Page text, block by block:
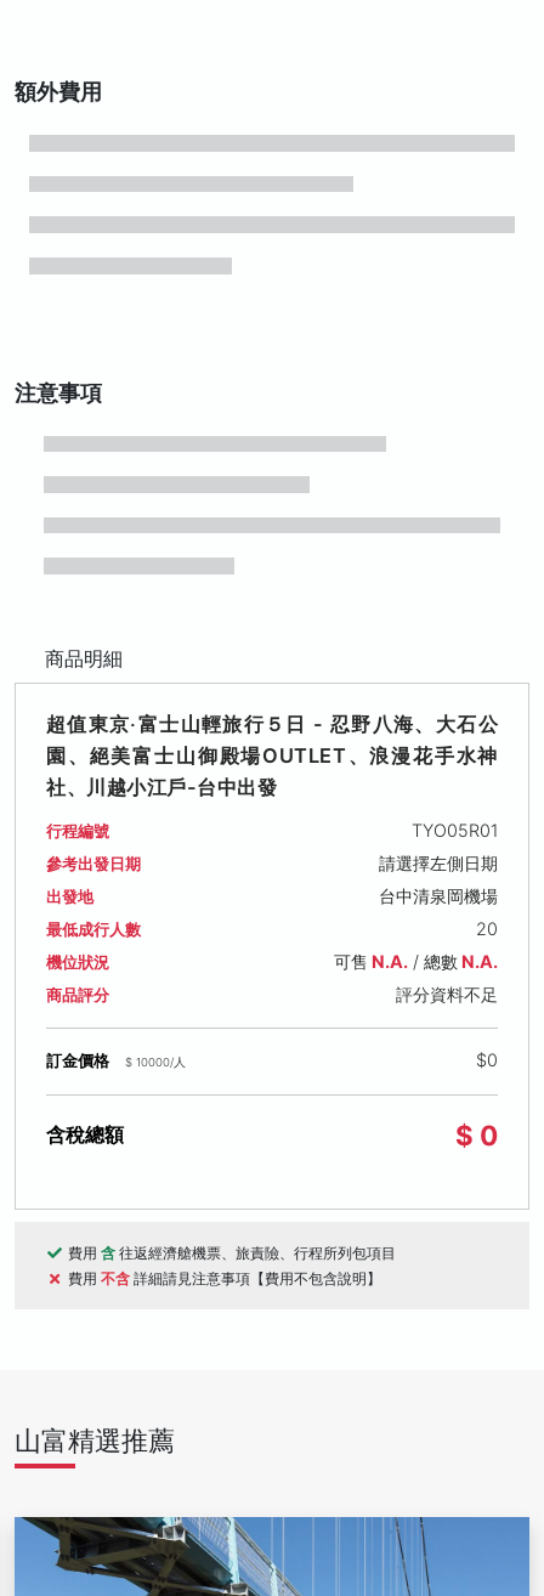
額外費用
注意事項
商品明細
超值東京‧富士山輕旅行５日 - 忍野八海、大石公
園、絕美富士山御殿場OUTLET、浪漫花手水神
社、川越小江戶-台中出發
行程編號 TYO05R01
參考出發日期 請選擇左側日期
出發地 台中清泉岡機場
最低成行人數 20
機位狀況 可售 N.A./ 總數N.A.
商品評分 評分資料不足
訂金價格 $ 10000/人 $0
含稅總額 $ 0
費用 含 往返經濟艙機票、旅責險、行程所列包項目
費用 不含 詳細請見注意事項【費用不包含說明】
山富精選推薦